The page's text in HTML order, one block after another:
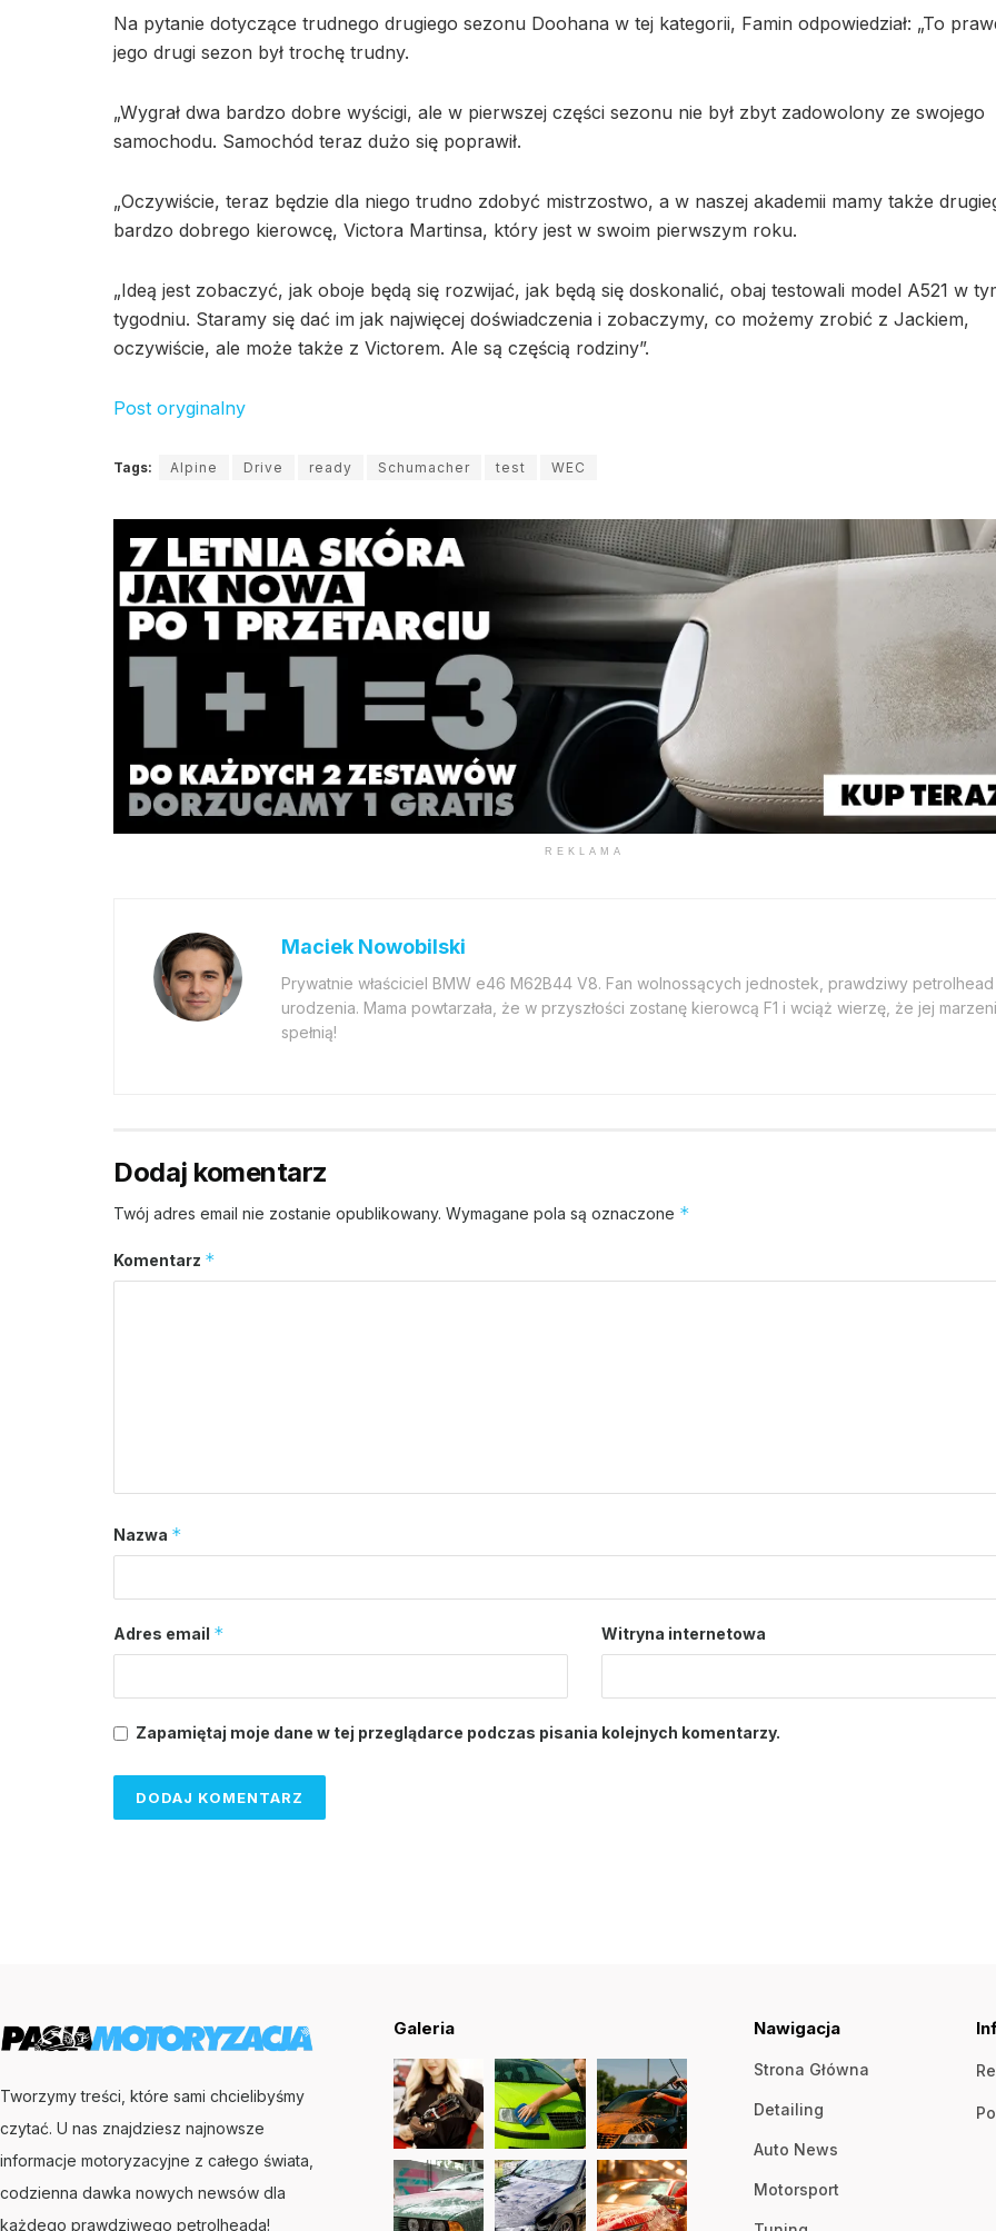
Na pytanie dotyczące trudnego drugiego sezonu Doohana w tej kategorii, Famin odpowiedział: „To
jego drugi sezon był trochę trudny.
„Wygrał dwa bardzo dobre wyścigi, ale w pierwszej części sezonu nie był zbyt zadowolony ze swojego
samochodu. Samochód teraz dużo się poprawił.
„Oczywiście, teraz będzie dla niego trudno zdobyć mistrzostwo, a w naszej akademii mamy także
bardzo dobrego kierowcę, Victora Martinsa, który jest w swoim pierwszym roku.
„Ideą jest zobaczyć, jak oboje będą się rozwijać, jak będą się doskonalić, obaj testowali model A521 w
tygodniu. Staramy się dać im jak najwięcej doświadczenia i zobaczymy, co możemy zrobić z Jackiem,
oczywiście, ale może także z Victorem. Ale są częścią rodziny”.
Post oryginalny
Tags: Alpine Drive ready Schumacher test WEC
REKLAMA
Maciek Nowobilski
Prywatnie właściciel BMW e46 M62B44 V8. Fan wolnossących jednostek, prawdziwy
urodzenia. Mama powtarzała, że w przyszłości zostanę kierowcą F1 i wciąż wierzę, że jej
spełnią!
Dodaj komentarz
Twój adres email nie zostanie opublikowany. Wymagane pola są oznaczone *
Komentarz *
Nazwa *
Adres email * Witryna internetowa
Zapamiętaj moje dane w tej przeglądarce podczas pisania kolejnych komentarzy.
Tworzymy treści, które sami chcielibyśmy
czytać. U nas znajdziesz najnowsze
informacje motoryzacyjne z całego świata,
codzienna dawka nowych newsów dla
każdego prawdziwego petrolheada!
Galeria Nawigacja
Strona Główna
Detailing
Auto News
Motorsport